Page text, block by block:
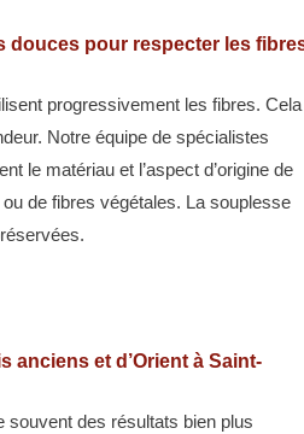
douces pour respecter les
progressivement les fibres. Cela
Notre équipe de spécialistes
le matériau et l’aspect d’origine de
ou de fibres végétales. La souplesse
anciens et d’Orient à Saint-
souvent des résultats bien plus